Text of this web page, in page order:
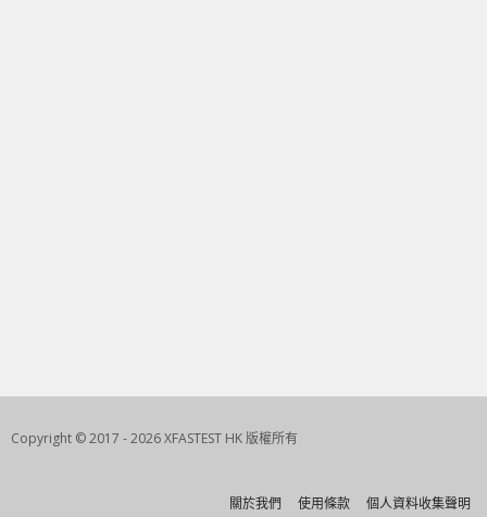
Copyright © 2017 - 2026 XFASTEST HK 版權所有
關於我們 使用條款 個人資料收集聲明